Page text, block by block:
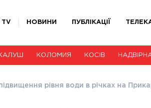
TV НОВИНИ ПУБЛІКАЦІЇ
КОЛОМИЯ КОСІВ
рівня води в річках на